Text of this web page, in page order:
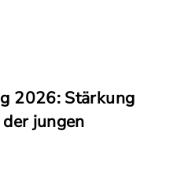
2026: Stärkung
jungen